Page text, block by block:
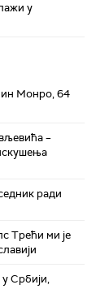
у
Монро, 64
–
ради
Трећи ми је
Србији,